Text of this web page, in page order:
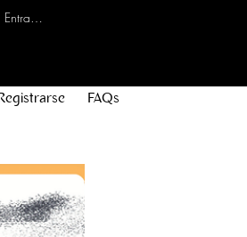
Entrar - Registro
Registrarse FAQs